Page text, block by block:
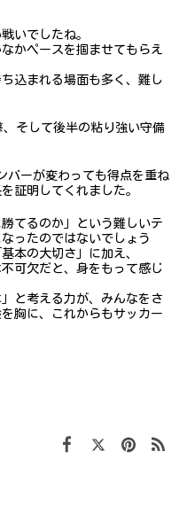
いでしたね。
かペースを掴ませてもらえ
込まれる場面も多く、難し
、そして後半の粘り強い守備
バーが変わっても得点を重ね
証明してくれました。
てるのか」という難しいテ
ったのではないでしょう
本の大切さ」に加え、
可欠だと、身をもって感じ
と考える力が、みんなをさ
胸に、これからもサッカー